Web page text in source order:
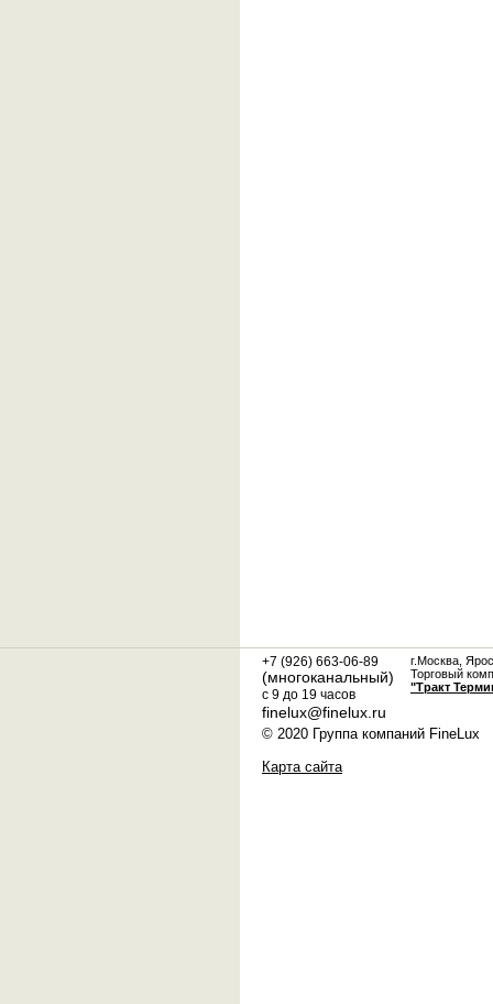
+7 (926) 663-06-89
(многоканальный)
с 9 до 19 часов
finelux@finelux.ru
г.Москва,
Торговый
"Тракт
© 2020 Группа компаний FineLux
Карта сайта